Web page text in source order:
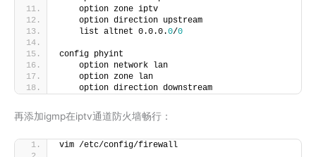
    option zone iptv
    option direction upstream
    list altnet 0.0.0.
0/0
config phyint
    option network lan
    option zone lan
    option direction downstream
再添加igmp在iptv通道防火墙畅行：
vim /etc/config/firewall